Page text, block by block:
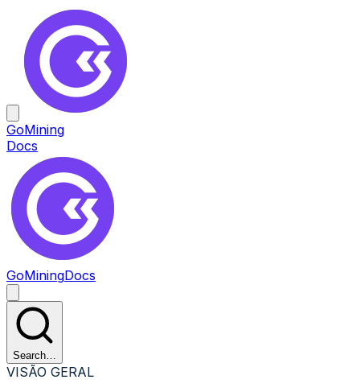
GoMining
Docs
GoMiningDocs
Search…
VISÃO GERAL